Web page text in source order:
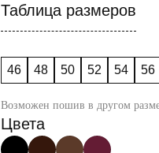
Таблица размеров
46 48 50 52 54 56
Возможен пошив в другом
Цвета